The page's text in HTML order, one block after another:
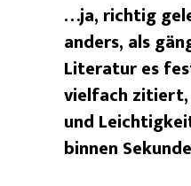
…ja, richtig
anders, als
Literatur es
vielfach zitiert,
und
binnen